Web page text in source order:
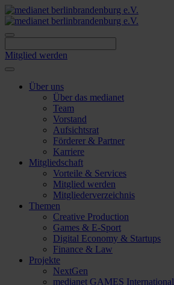
Skip
to
content
Mitglied werden
Über uns
Über das medianet
Team
Vorstand
Aufsichtsrat
Förderer & Partner
Karriere
Mitgliedschaft
Vorteile & Services
Mitglied werden
Mitgliederverzeichnis
Themen
Creative Production
Games & E-Sport
Digital Economy & Startups
Finance & Law
Projekte
NextGen
medianet GAMES International